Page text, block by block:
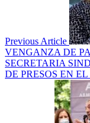
Previous Article
VENGANZA DE
SECRETARIA
DE PRESOS EN EL